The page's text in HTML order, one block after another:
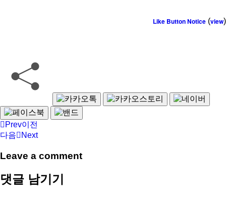
Like Button Notice (view)
Prev이전
다음
Next
Leave a comment
댓글 남기기